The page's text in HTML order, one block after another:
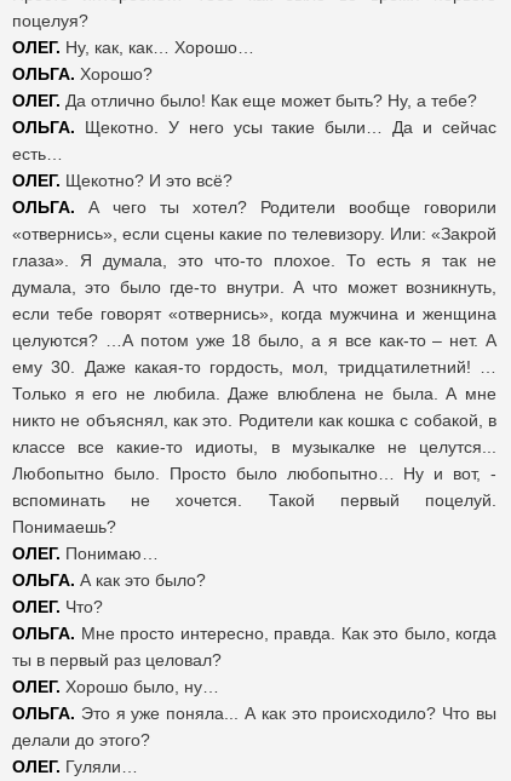
поцелуя?
ОЛЕГ. Ну, как, как… Хорошо…
ОЛЬГА. Хорошо?
ОЛЕГ. Да отлично было! Как еще может быть? Ну, а тебе?
ОЛЬГА. Щекотно. У него усы такие были… Да и сейчас
есть…
ОЛЕГ. Щекотно? И это всё?
ОЛЬГА. А чего ты хотел? Родители вообще говорили
«отвернись», если сцены какие по телевизору. Или: «Закрой
глаза». Я думала, это что-то плохое. То есть я так не
думала, это было где-то внутри. А что может возникнуть,
если тебе говорят «отвернись», когда мужчина и женщина
целуются? …А потом уже 18 было, а я все как-то – нет. А
ему 30. Даже какая-то гордость, мол, тридцатилетний! …
Только я его не любила. Даже влюблена не была. А мне
никто не объяснял, как это. Родители как кошка с собакой, в
классе все какие-то идиоты, в музыкалке не целутся...
Любопытно было. Просто было любопытно… Ну и вот, -
вспоминать не хочется. Такой первый поцелуй.
Понимаешь?
ОЛЕГ. Понимаю…
ОЛЬГА. А как это было?
ОЛЕГ. Что?
ОЛЬГА. Мне просто интересно, правда. Как это было, когда
ты в первый раз целовал?
ОЛЕГ. Хорошо было, ну…
ОЛЬГА. Это я уже поняла... А как это происходило? Что вы
делали до этого?
ОЛЕГ. Гуляли…